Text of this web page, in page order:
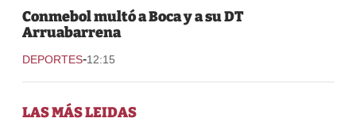
Conmebol multó a Boca y a su DT
Arruabarrena
DEPORTES-12:15
LAS MÁS LEIDAS